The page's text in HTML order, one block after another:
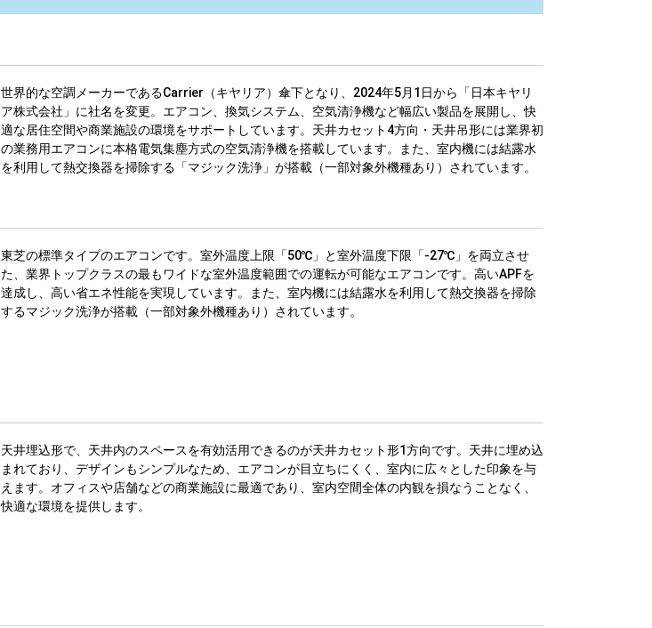
世界的な空調メーカーであるCarrier（キヤリア）傘下となり、2024年5月1日から「日本キヤリ
ア株式会社」に社名を変更。エアコン、換気システム、空気清浄機など幅広い製品を展開し、快
適な居住空間や商業施設の環境をサポートしています。天井カセット4方向・天井吊形には業界初
の業務用エアコンに本格電気集塵方式の空気清浄機を搭載しています。また、室内機には結露水
を利用して熱交換器を掃除する「マジック洗浄」が搭載（一部対象外機種あり）されています。
東芝の標準タイプのエアコンです。室外温度上限「50℃」と室外温度下限「-27℃」を両立させ
た、業界トップクラスの最もワイドな室外温度範囲での運転が可能なエアコンです。高いAPFを
達成し、高い省エネ性能を実現しています。また、室内機には結露水を利用して熱交換器を掃除
するマジック洗浄が搭載（一部対象外機種あり）されています。
天井埋込形で、天井内のスペースを有効活用できるのが天井カセット形1方向です。天井に埋め込
まれており、デザインもシンプルなため、エアコンが目立ちにくく、室内に広々とした印象を与
えます。オフィスや店舗などの商業施設に最適であり、室内空間全体の内観を損なうことなく、
快適な環境を提供します。